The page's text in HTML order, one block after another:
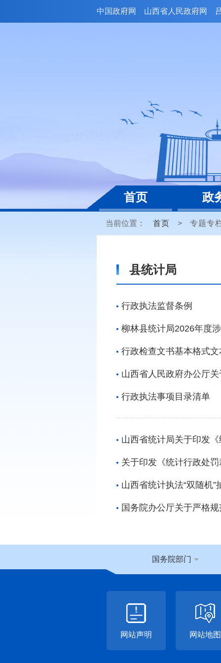
中国政府网 山西省人民政府网
首页 政
当前位置： 首页 > 专题专
县统计局
行政执法监督条例
柳林县统计局2026年度
行政检查文书基本格式
山西省人民政府办公厅
行政执法事项目录清单
山西省统计局关于印发
关于印发《统计行政处
山西省统计执法“双随机
国务院办公厅关于严格
国务院部门
网站声明 网站地图